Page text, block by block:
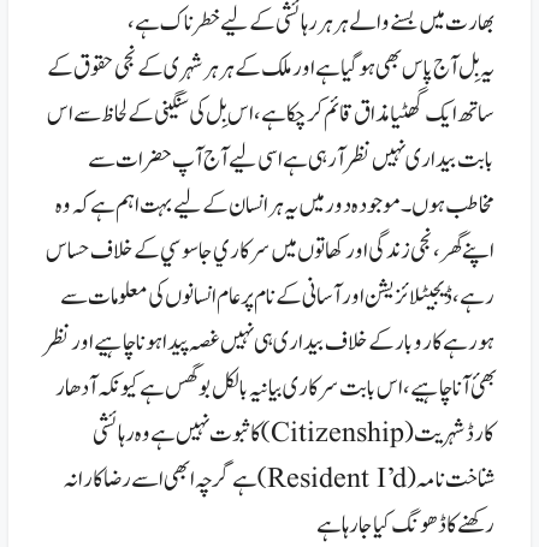
بھارت میں بسنے والے ہر ہر رہائشی کے لیے خطرناک ہے،
یہ بِل آج پاس بھی ہوگیاہے اور ملک کے ہر ہر شہری کے نجی حقوق کے
ساتھ ایک گھٹیا مذاق قائم کرچکا ہے، اس بِل کی سنگینی کے لحاظ سے اس
بابت بیداری نہیں نظر آرہی ہے اسی لیے آج آپ حضرات سے
مخاطب ہوں ۔ موجودہ دور میں یہ ہر انسان کے لیے بہت اہم ہےکہ وہ
اپنے گھر، نجی زندگی اور کھاتوں میں سرکاري جاسوسي کےخلاف حساس
رہے، ڈیجیٹلائزیشن اور آسانی کےنام پر عام انسانوں کی معلومات سے
ہورہے کاروبار کےخلاف بیداری ہی نہیں غصہ پیدا ہونا چاہیے اور نظر
بھئ آنا چاہیے،اس بابت سرکاری بیانیہ بالکل بوگس ہے کیونکہ آدھار
کارڈ شہریت(Citizenship) کا ثبوت نہیں ہے وہ رہائشی
شناخت نامہ ( Resident I’d) ہے
گرچہ ابھی اسے رضاکارانہ
رکھنے کا ڈھونگ کیا جارہاہے